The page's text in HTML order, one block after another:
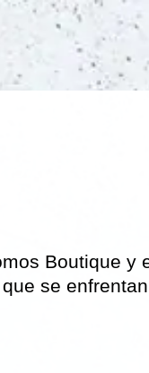
Boutique y
se